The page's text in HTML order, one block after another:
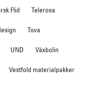
Flid Telerosa
Tova
UND Växbolin
Vestfold materialpakker